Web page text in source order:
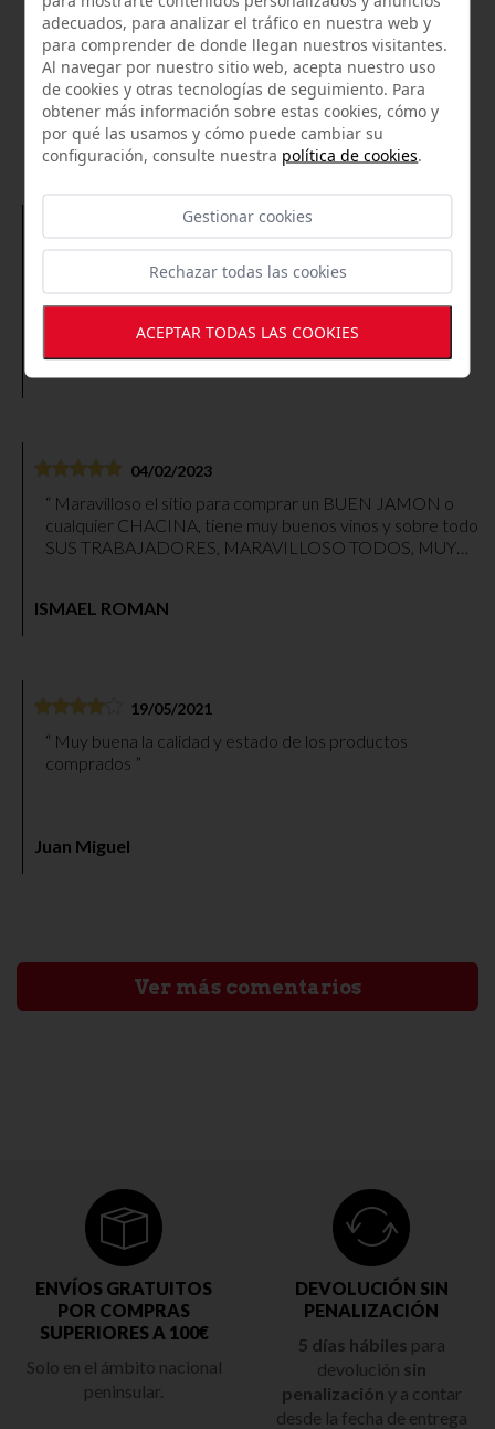
LO QUE OPINAN NUESTROS
CLIENTES
duda.
04/02/2023
cualquier CHACINA, tiene muy buenos vinos y sobre todo
SUS TRABAJADORES, MARAVILLOSO TODOS, MUY
ISMAEL ROMAN
19/05/2021
comprados
Juan Miguel
Ver más comentarios
ENVÍOS GRATUITOS
POR COMPRAS
SUPERIORES A 100€
Solo en el ámbito nacional
peninsular.
DEVOLUCIÓN SIN
PENALIZACIÓN
5 días hábiles para
devolución sin
penalización y a contar
desde la fecha de entrega
adecuados, para analizar el tráfico en nuestra web y
para comprender de donde llegan nuestros visitantes.
Al navegar por nuestro sitio web, acepta nuestro uso
de cookies y otras tecnologías de seguimiento. Para
obtener más información sobre estas cookies, cómo y
por qué las usamos y cómo puede cambiar su
configuración, consulte nuestra política de cookies.
Gestionar cookies
Rechazar todas las cookies
ACEPTAR TODAS LAS COOKIES